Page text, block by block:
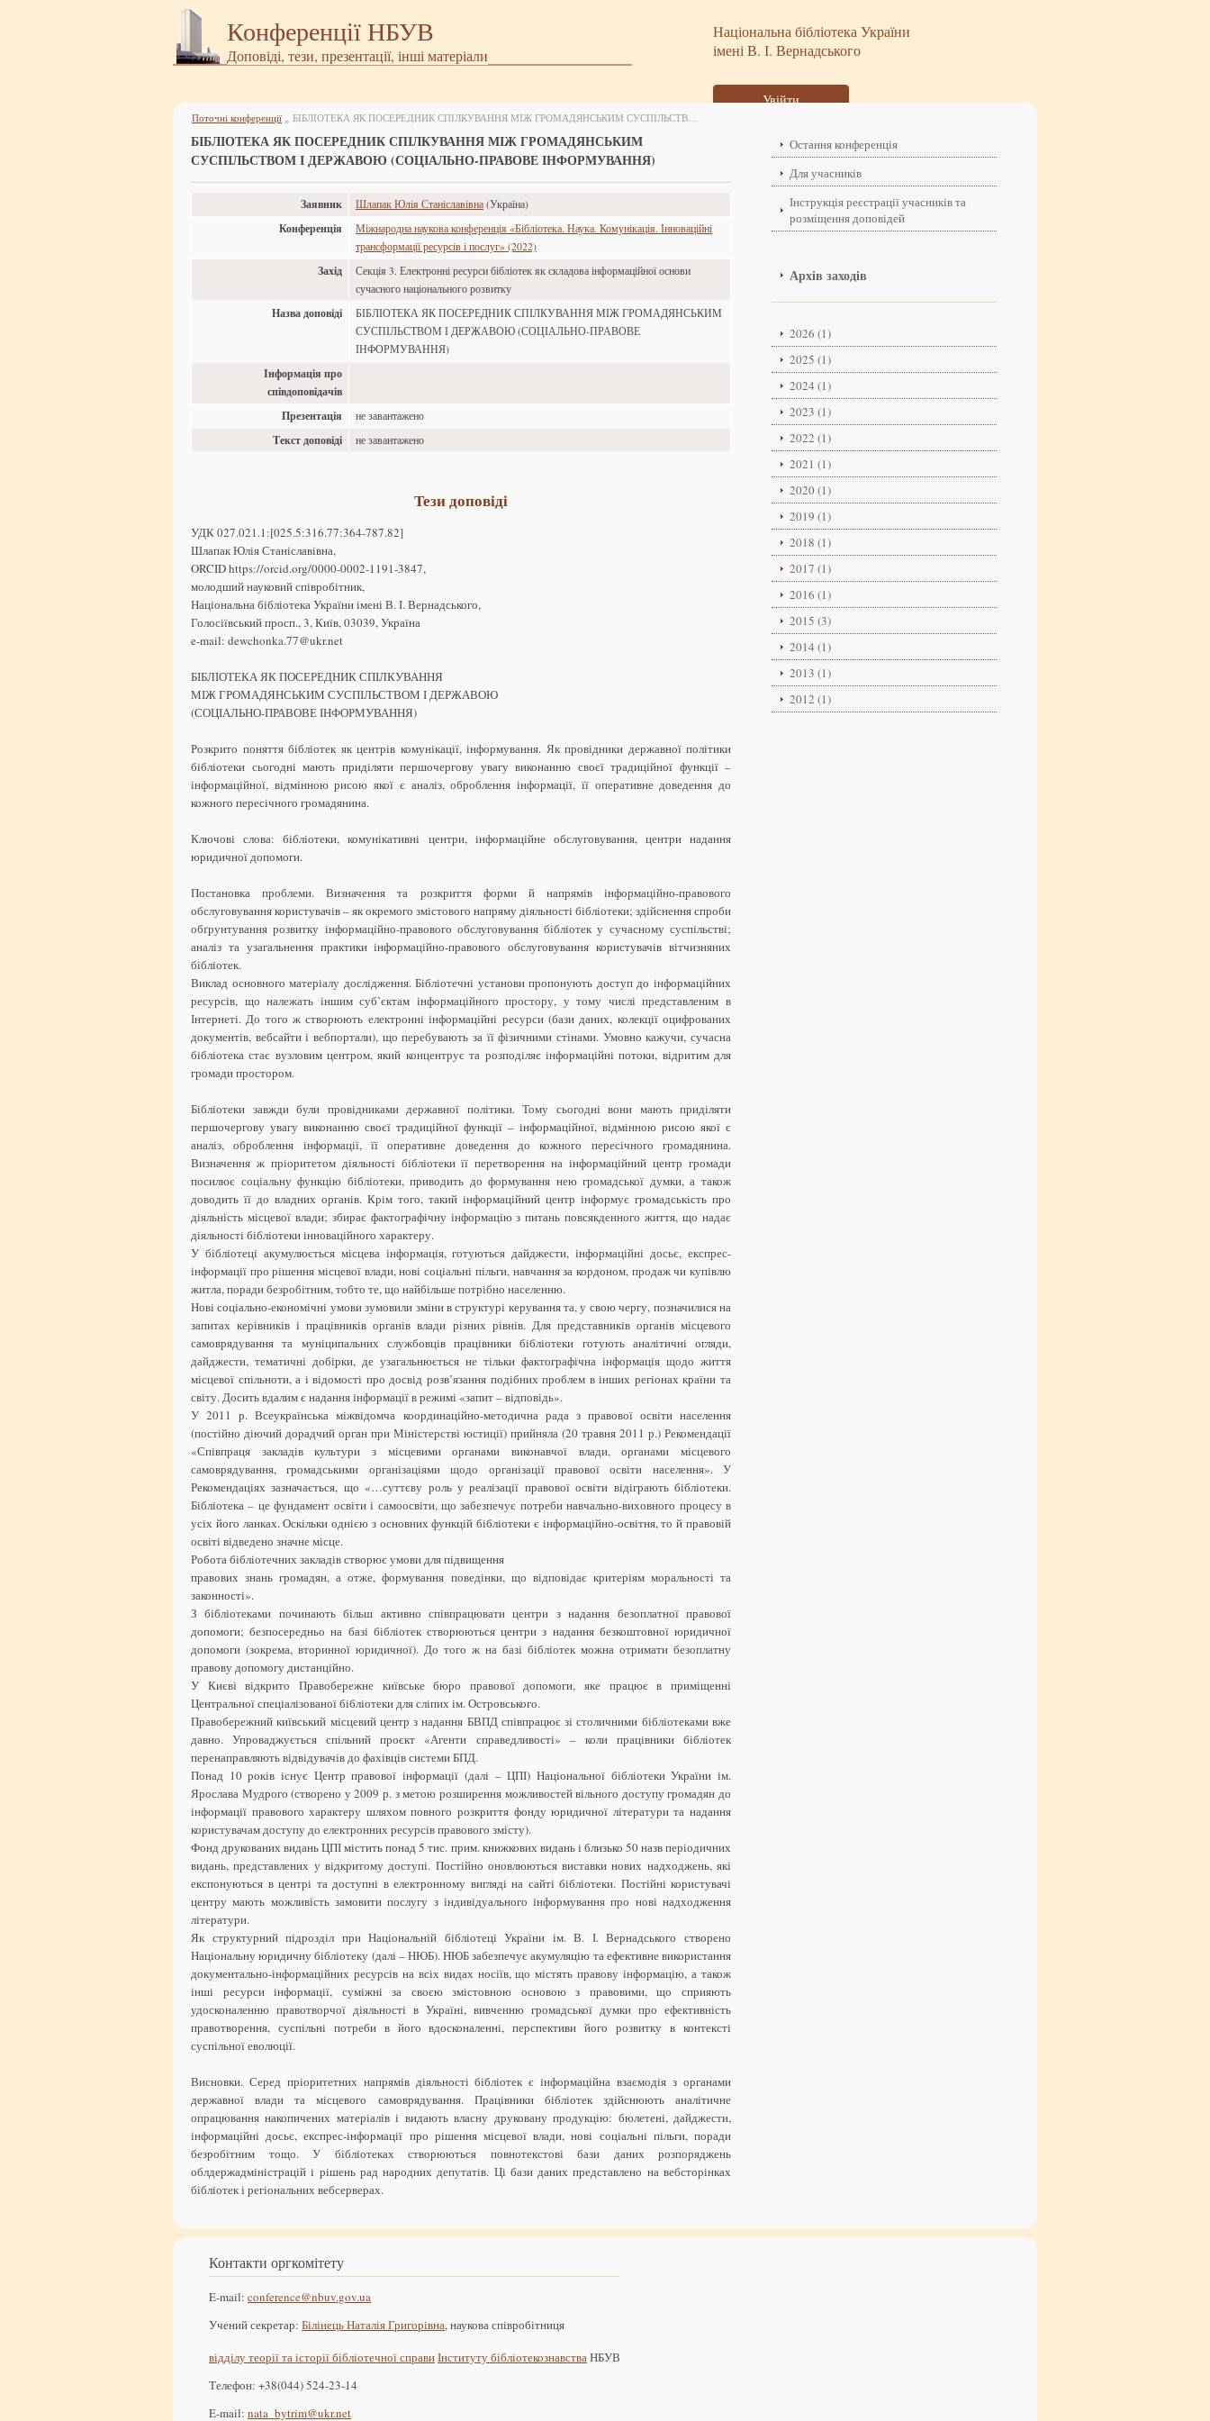
Конференції НБУВ
Доповіді, тези, презентації, інші матеріали
Національна бібліотека України
імені В. І. Вернадського
Увійти
Поточні конференції » БІБЛІОТЕКА ЯК ПОСЕРЕДНИК СПІЛКУВАННЯ МІЖ ГРОМАДЯНСЬКИМ СУСПІЛЬСТВОМ І ДЕРЖАВОЮ (СОЦІАЛЬНО-ПРАВОВЕ ІНФОРМУВАННЯ)
БІБЛІОТЕКА ЯК ПОСЕРЕДНИК СПІЛКУВАННЯ МІЖ ГРОМАДЯНСЬКИМ
СУСПІЛЬСТВОМ І ДЕРЖАВОЮ (СОЦІАЛЬНО-ПРАВОВЕ ІНФОРМУВАННЯ)
Заявник Шлапак Юлія Станіславівна (Україна)
Конференція
Міжнародна наукова конференція «Бібліотека. Наука. Комунікація. Інноваційні
трансформації ресурсів і послуг» (2022)
Захід
Секція 3. Електронні ресурси бібліотек як складова інформаційної основи
сучасного національного розвитку
Назва доповіді
БІБЛІОТЕКА ЯК ПОСЕРЕДНИК СПІЛКУВАННЯ МІЖ ГРОМАДЯНСЬКИМ
СУСПІЛЬСТВОМ І ДЕРЖАВОЮ (СОЦІАЛЬНО-ПРАВОВЕ
ІНФОРМУВАННЯ)
Інформація про
співдоповідачів
Презентація
не завантажено
Текст доповіді не завантажено
Тези доповіді
УДК 027.021.1:[025.5:316.77:364-787.82]
Шлапак Юлія Станіславівна,
ORCID https://orcid.org/0000-0002-1191-3847,
молодший науковий співробітник,
Національна бібліотека України імені В. І. Вернадського,
Голосіївський просп., 3, Київ, 03039, Україна
e-mail: dewchonka.77@ukr.net
БІБЛІОТЕКА ЯК ПОСЕРЕДНИК СПІЛКУВАННЯ
МІЖ ГРОМАДЯНСЬКИМ СУСПІЛЬСТВОМ І ДЕРЖАВОЮ
(СОЦІАЛЬНО-ПРАВОВЕ ІНФОРМУВАННЯ)
Розкрито поняття бібліотек як центрів комунікації, інформування. Як провідники державної політики
бібліотеки сьогодні мають приділяти першочергову увагу виконанню своєї традиційної функції –
інформаційної, відмінною рисою якої є аналіз, оброблення інформації, її оперативне доведення до
кожного пересічного громадянина.
Ключові слова: бібліотеки, комунікативні центри, інформаційне обслуговування, центри надання
юридичної допомоги.
Постановка проблеми. Визначення та розкриття форми й напрямів інформаційно-правового
обслуговування користувачів – як окремого змістового напряму діяльності бібліотеки; здійснення спроби
обґрунтування розвитку інформаційно-правового обслуговування бібліотек у сучасному суспільстві;
аналіз та узагальнення практики інформаційно-правового обслуговування користувачів вітчизняних
бібліотек.
Виклад основного матеріалу дослідження. Бібліотечні установи пропонують доступ до інформаційних
ресурсів, що належать іншим суб’єктам інформаційного простору, у тому числі представленим в
Інтернеті. До того ж створюють електронні інформаційні ресурси (бази даних, колекції оцифрованих
документів, вебсайти і вебпортали), що перебувають за її фізичними стінами. Умовно кажучи, сучасна
бібліотека стає вузловим центром, який концентрує та розподіляє інформаційні потоки, відритим для
громади простором.
Бібліотеки завжди були провідниками державної політики. Тому сьогодні вони мають приділяти
першочергову увагу виконанню своєї традиційної функції – інформаційної, відмінною рисою якої є
аналіз, оброблення інформації, її оперативне доведення до кожного пересічного громадянина.
Визначення ж пріоритетом діяльності бібліотеки її перетворення на інформаційний центр громади
посилює соціальну функцію бібліотеки, приводить до формування нею громадської думки, а також
доводить її до владних органів. Крім того, такий інформаційний центр інформує громадськість про
діяльність місцевої влади; збирає фактографічну інформацію з питань повсякденного життя, що надає
діяльності бібліотеки інноваційного характеру.
У бібліотеці акумулюється місцева інформація, готуються дайджести, інформаційні досьє, експрес-
інформації про рішення місцевої влади, нові соціальні пільги, навчання за кордоном, продаж чи купівлю
житла, поради безробітним, тобто те, що найбільше потрібно населенню.
Нові соціально-економічні умови зумовили зміни в структурі керування та, у свою чергу, позначилися на
запитах керівників і працівників органів влади різних рівнів. Для представників органів місцевого
самоврядування та муніципальних службовців працівники бібліотеки готують аналітичні огляди,
дайджести, тематичні добірки, де узагальнюється не тільки фактографічна інформація щодо життя
місцевої спільноти, а і відомості про досвід розв’язання подібних проблем в інших регіонах країни та
світу. Досить вдалим є надання інформації в режимі «запит – відповідь».
У 2011 р. Всеукраїнська міжвідомча координаційно-методична рада з правової освіти населення
(постійно діючий дорадчий орган при Міністерстві юстиції) прийняла (20 травня 2011 р.) Рекомендації
«Співпраця закладів культури з місцевими органами виконавчої влади, органами місцевого
самоврядування, громадськими організаціями щодо організації правової освіти населення». У
Рекомендаціях зазначається, що «…суттєву роль у реалізації правової освіти відіграють бібліотеки.
Бібліотека – це фундамент освіти і самоосвіти, що забезпечує потреби навчально-виховного процесу в
усіх його ланках. Оскільки однією з основних функцій бібліотеки є інформаційно-освітня, то й правовій
освіті відведено значне місце.
Робота бібліотечних закладів створює умови для підвищення
правових знань громадян, а отже, формування поведінки, що відповідає критеріям моральності та
законності».
З бібліотеками починають більш активно співпрацювати центри з надання безоплатної правової
допомоги; безпосередньо на базі бібліотек створюються центри з надання безкоштовної юридичної
допомоги (зокрема, вторинної юридичної). До того ж на базі бібліотек можна отримати безоплатну
правову допомогу дистанційно.
У Києві відкрито Правобережне київське бюро правової допомоги, яке працює в приміщенні
Центральної спеціалізованої бібліотеки для сліпих ім. Островського.
Правобережний київський місцевий центр з надання БВПД співпрацює зі столичними бібліотеками вже
давно. Упроваджується спільний проєкт «Агенти справедливості» – коли працівники бібліотек
перенаправляють відвідувачів до фахівців системи БПД.
Понад 10 років існує Центр правової інформації (далі – ЦПІ) Національної бібліотеки України ім.
Ярослава Мудрого (створено у 2009 р. з метою розширення можливостей вільного доступу громадян до
інформації правового характеру шляхом повного розкриття фонду юридичної літератури та надання
користувачам доступу до електронних ресурсів правового змісту).
Фонд друкованих видань ЦПІ містить понад 5 тис. прим. книжкових видань і близько 50 назв періодичних
видань, представлених у відкритому доступі. Постійно оновлюються виставки нових надходжень, які
експонуються в центрі та доступні в електронному вигляді на сайті бібліотеки. Постійні користувачі
центру мають можливість замовити послугу з індивідуального інформування про нові надходження
літератури.
Як структурний підрозділ при Національній бібліотеці України ім. В. І. Вернадського створено
Національну юридичну бібліотеку (далі – НЮБ). НЮБ забезпечує акумуляцію та ефективне використання
документально-інформаційних ресурсів на всіх видах носіїв, що містять правову інформацію, а також
інші ресурси інформації, суміжні за своєю змістовною основою з правовими, що сприяють
удосконаленню правотворчої діяльності в Україні, вивченню громадської думки про ефективність
правотворення, суспільні потреби в його вдосконаленні, перспективи його розвитку в контексті
суспільної еволюції.
Висновки. Серед пріоритетних напрямів діяльності бібліотек є інформаційна взаємодія з органами
державної влади та місцевого самоврядування. Працівники бібліотек здійснюють аналітичне
опрацювання накопичених матеріалів і видають власну друковану продукцію: бюлетені, дайджести,
інформаційні досьє, експрес-інформації про рішення місцевої влади, нові соціальні пільги, поради
безробітним тощо. У бібліотеках створюються повнотекстові бази даних розпоряджень
облдержадміністрацій і рішень рад народних депутатів. Ці бази даних представлено на вебсторінках
бібліотек і регіональних вебсерверах.
Остання конференція
Для учасників
Інструкція реєстрації учасників та
розміщення доповідей
Архів заходів
2026 (1)
2025 (1)
2024 (1)
2023 (1)
2022 (1)
2021 (1)
2020 (1)
2019 (1)
2018 (1)
2017 (1)
2016 (1)
2015 (3)
2014 (1)
2013 (1)
2012 (1)
Контакти оргкомітету
E-mail: conference@nbuv.gov.ua
Учений секретар: Білінець Наталія Григорівна, наукова співробітниця
відділу теорії та історії бібліотечної справиІнституту бібліотекознавстваНБУВ
Телефон: +38(044) 524-23-14
E-mail: nata_bytrim@ukr.net